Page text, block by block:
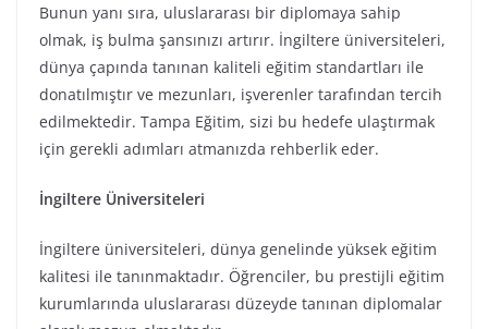
Bunun yanı sıra, uluslararası bir diplomaya sahip
olmak, iş bulma şansınızı artırır. İngiltere üniversiteleri,
dünya çapında tanınan kaliteli eğitim standartları ile
donatılmıştır ve mezunları, işverenler tarafından tercih
edilmektedir. Tampa Eğitim, sizi bu hedefe ulaştırmak
için gerekli adımları atmanızda rehberlik eder.
İngiltere Üniversiteleri
İngiltere üniversiteleri, dünya genelinde yüksek eğitim
kalitesi ile tanınmaktadır. Öğrenciler, bu prestijli eğitim
kurumlarında uluslararası düzeyde tanınan diplomalar